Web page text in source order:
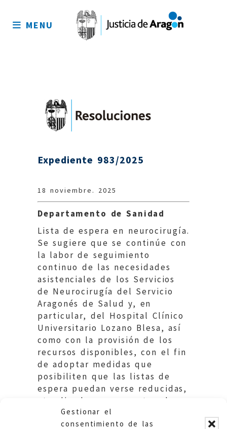
Gestionar el
consentimiento de las
sitio
MENU
Expediente 983/2025
18 noviembre. 2025
Departamento de Sanidad
Lista de espera en neurocirugía.
Se sugiere que se continúe con
la labor de seguimiento
continuo de las necesidades
asistenciales de los Servicios
de Neurocirugía del Servicio
Aragonés de Salud y, en
particular, del Hospital Clínico
Universitario Lozano Blesa, así
como con la provisión de los
recursos disponibles, con el fin
de adoptar medidas que
posibiliten que las listas de
espera puedan verse reducidas,
atendiendo, en concreto, al
caso que nos ocupa.